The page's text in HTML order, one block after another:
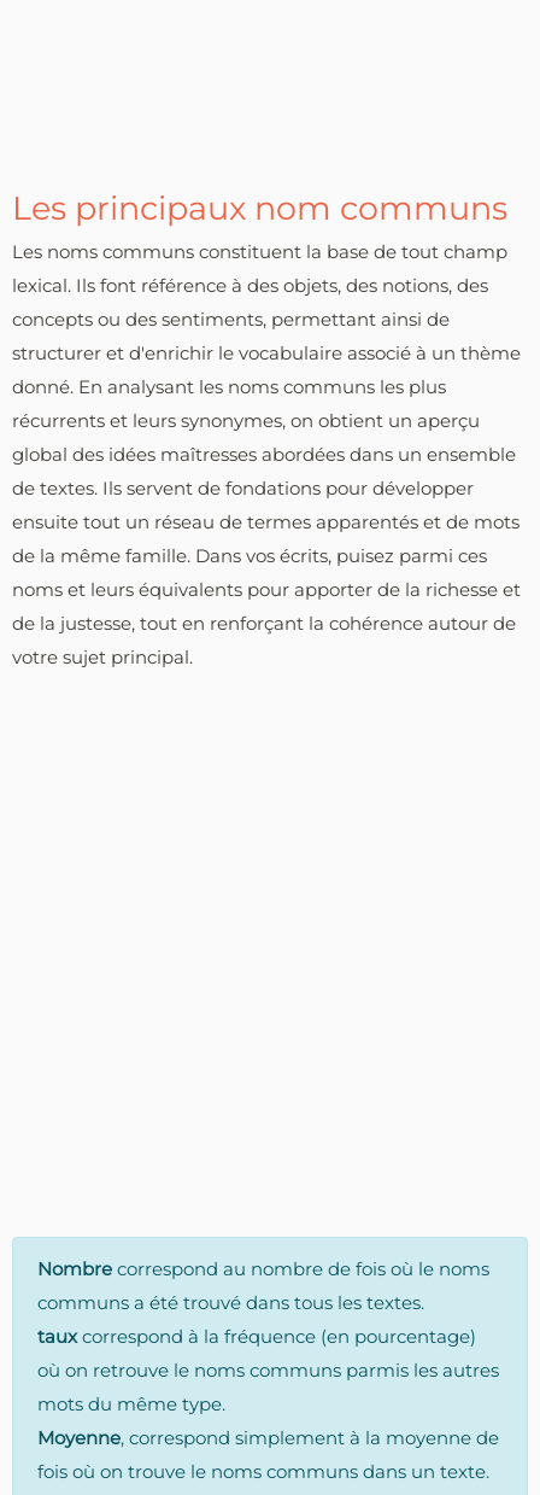
Les principaux nom communs
Les noms communs constituent la base de tout champ
lexical. Ils font référence à des objets, des notions, des
concepts ou des sentiments, permettant ainsi de
structurer et d'enrichir le vocabulaire associé à un thème
donné. En analysant les noms communs les plus
récurrents et leurs synonymes, on obtient un aperçu
global des idées maîtresses abordées dans un ensemble
de textes. Ils servent de fondations pour développer
ensuite tout un réseau de termes apparentés et de mots
de la même famille. Dans vos écrits, puisez parmi ces
noms et leurs équivalents pour apporter de la richesse et
de la justesse, tout en renforçant la cohérence autour de
votre sujet principal.
Nombre correspond au nombre de fois où le noms
communs a été trouvé dans tous les textes.
tauxcorrespond à la fréquence (en pourcentage)
où on retrouve le noms communs parmis les autres
mots du même type.
Moyenne, correspond simplement à la moyenne de
fois où on trouve le noms communs dans un texte.